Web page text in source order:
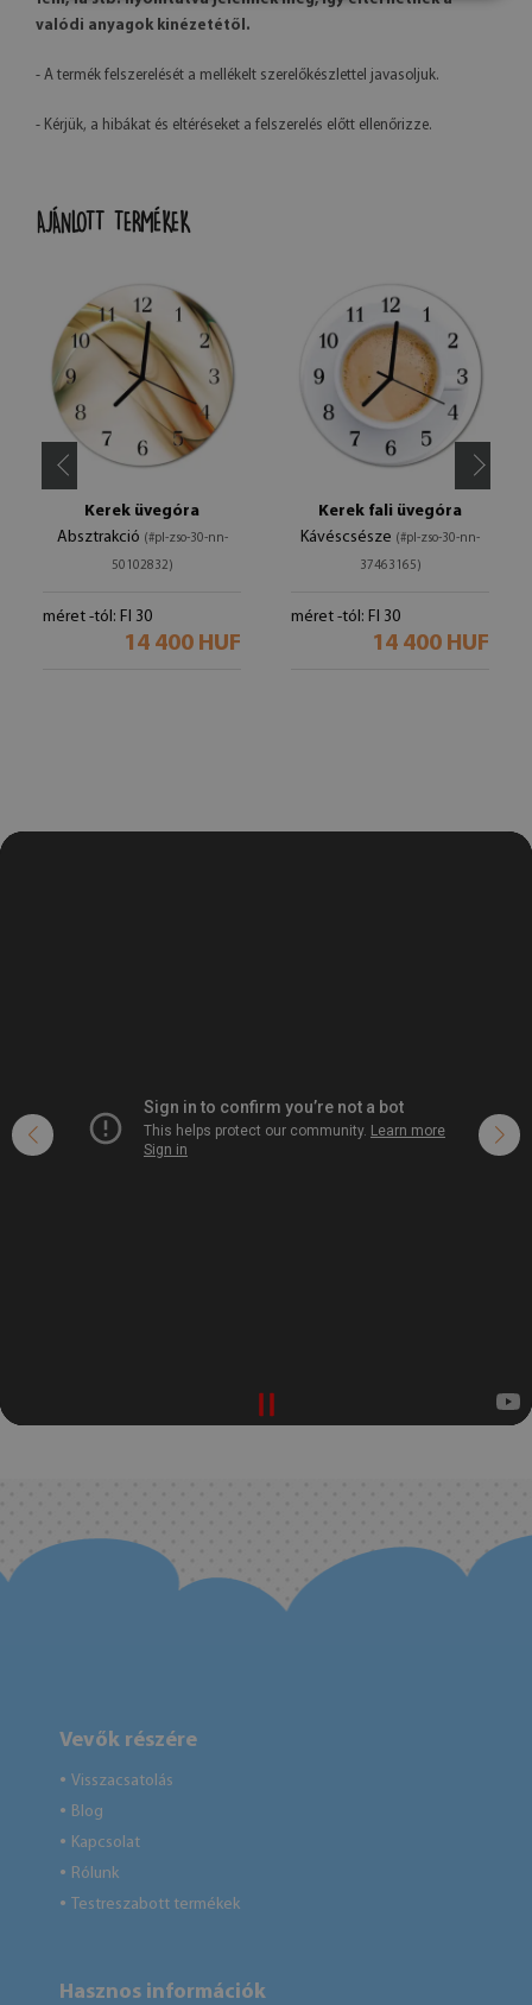
valódi anyagok kinézetétől.
- A termék felszerelését a mellékelt szerelőkészlettel javasoljuk.
- Kérjük, a hibákat és eltéréseket a felszerelés előtt ellenőrizze.
AJÁNLOTT TERMÉKEK
Kerek üvegóra
Absztrakció (#pl-zso-30-nn-
50102832)
méret -tól: FI 30
14 400 HUF
Kerek fali üvegóra
Kávéscsésze (#pl-zso-30-nn-
37463165)
méret -tól: FI 30
14 400 HUF
Vevők részére
● Visszacsatolás
● Blog
● Kapcsolat
● Rólunk
● Testreszabott termékek
Hasznos információk